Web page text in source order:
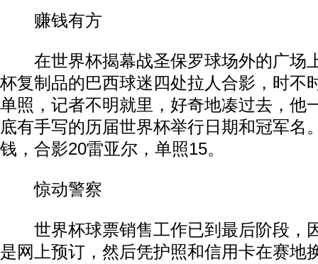
赚钱有方
在世界杯揭幕战圣保罗球场外的广场
杯复制品的巴西球迷四处拉人合影，时不
单照，记者不明就里，好奇地凑过去，他
底有手写的历届世界杯举行日期和冠军名
钱，合影20雷亚尔，单照15。
惊动警察
世界杯球票销售工作已到最后阶段，
是网上预订，然后凭护照和信用卡在赛地